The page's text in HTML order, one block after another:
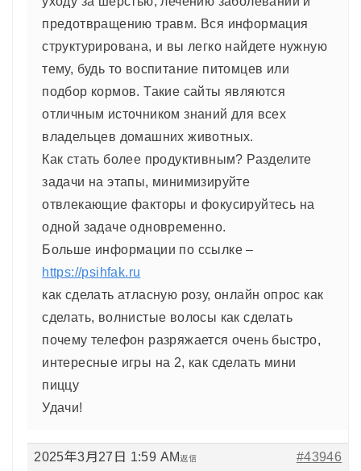
предотвращению травм. Вся информация
структурирована, и вы легко найдете нужную
тему, будь то воспитание питомцев или
подбор кормов. Такие сайты являются
отличным источником знаний для всех
владельцев домашних животных.
Как стать более продуктивным? Разделите
задачи на этапы, минимизируйте
отвлекающие факторы и фокусируйтесь на
одной задаче одновременно.
Больше информации по ссылке –
https://psihfak.ru
как сделать атласную розу, онлайн опрос как
сделать, волнистые волосы как сделать
почему телефон разряжается очень быстро,
интересные игры на 2, как сделать мини
пиццу
Удачи!
2025年3月27日 1:59 AM #43946
返信